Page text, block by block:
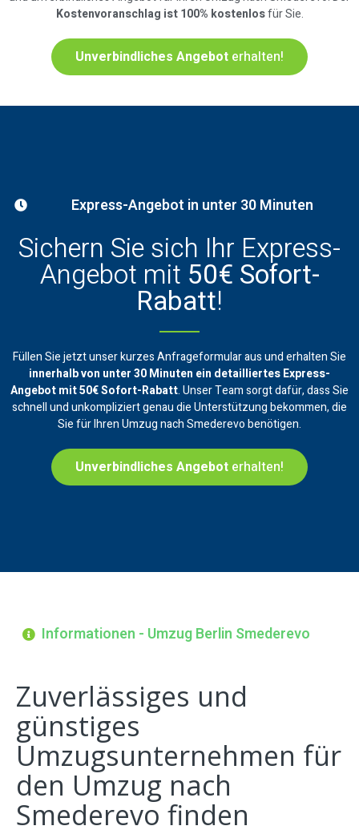
Kostenvoranschlag ist 100% kostenlosfür Sie.
Unverbindliches Angebot erhalten!
Express-Angebot in unter 30 Minuten
Sichern Sie sich Ihr Express-
Angebot mit 50€ Sofort-
Rabatt!
Füllen Sie jetzt unser kurzes Anfrageformular aus und erhalten Sie
innerhalb von unter 30 Minuten ein detailliertes Express-
Angebot mit 50€ Sofort-Rabatt. Unser Team sorgt dafür, dass Sie
schnell und unkompliziert genau die Unterstützung bekommen, die
Sie für Ihren Umzug nach Smederevo benötigen.
Unverbindliches Angebot erhalten!
Informationen - Umzug Berlin Smederevo
Zuverlässiges und
günstiges
Umzugsunternehmen für
den Umzug nach
Smederevo finden